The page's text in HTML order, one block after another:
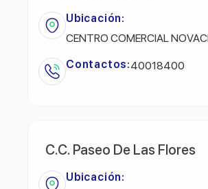
Ubicación:
CENTRO COMERCIAL
Contactos:40018400
C.C. Paseo De Las Flores
Ubicación: